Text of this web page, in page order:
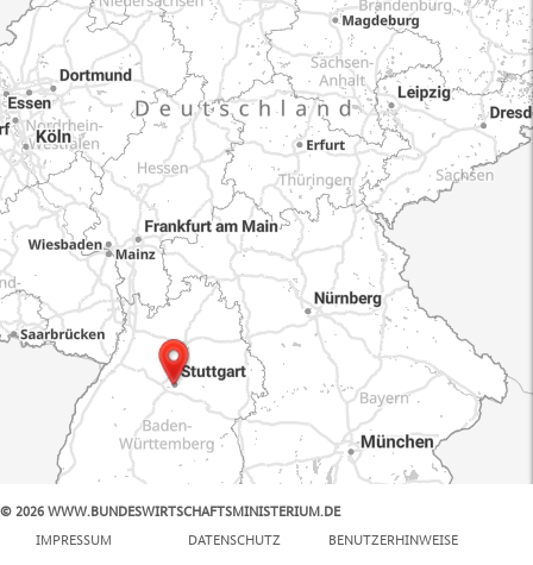
© 2026 WWW.BUNDESWIRTSCHAFTSMINISTERIUM.DE
IMPRESSUM
DATENSCHUTZ BENUTZERHINWEISE